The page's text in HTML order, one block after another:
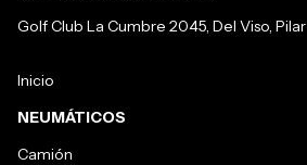
Golf Club La Cumbre 2045, Del Viso, Pilar
Inicio
NEUMÁTICOS
Camión